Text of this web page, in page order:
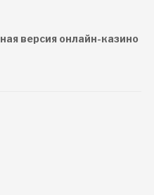
версия онлайн-казино